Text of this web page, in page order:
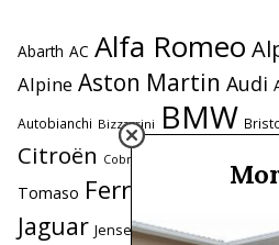
Abarth AC Alfa Romeo
Alpine Aston Martin Audi
Autobianchi Bizzarrini BMW
Citroën Cobra
Tomaso Ferrari Ford
Jaguar Jensen Lamborghini